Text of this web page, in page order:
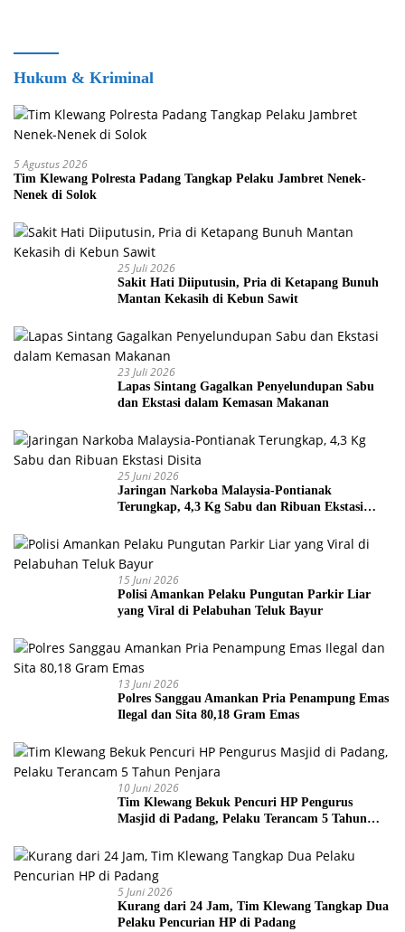
Hukum & Kriminal
5 Agustus 2026
Tim Klewang Polresta Padang Tangkap Pelaku Jambret Nenek-
Nenek di Solok
25 Juli 2026
Sakit Hati Diiputusin, Pria di Ketapang Bunuh
Mantan Kekasih di Kebun Sawit
23 Juli 2026
Lapas Sintang Gagalkan Penyelundupan Sabu
dan Ekstasi dalam Kemasan Makanan
25 Juni 2026
Jaringan Narkoba Malaysia-Pontianak
Terungkap, 4,3 Kg Sabu dan Ribuan Ekstasi
15 Juni 2026
Polisi Amankan Pelaku Pungutan Parkir Liar
yang Viral di Pelabuhan Teluk Bayur
13 Juni 2026
Polres Sanggau Amankan Pria Penampung Emas
Ilegal dan Sita 80,18 Gram Emas
10 Juni 2026
Tim Klewang Bekuk Pencuri HP Pengurus
Masjid di Padang, Pelaku Terancam 5 Tahun
5 Juni 2026
Kurang dari 24 Jam, Tim Klewang Tangkap Dua
Pelaku Pencurian HP di Padang